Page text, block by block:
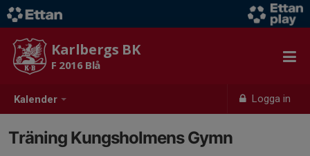
Kalender Logga in
Karlbergs BK
F 2016 Blå
Träning Kungsholmens Gymn